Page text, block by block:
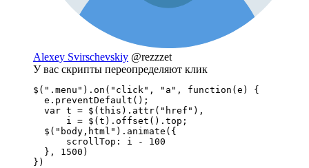
Alexey Svirschevskiy @rezzzet
У вас скрипты переопределяют клик
$(".menu").on("click", "a", function(e) {
  e.preventDefault();
  var t = $(this).attr("href"),
      i = $(t).offset().top;
  $("body,html").animate({
      scrollTop: i - 100
  }, 1500)
})